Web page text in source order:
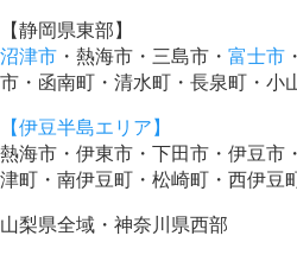
【静岡県東部】
沼津市 ・熱海市・三島市・ 富士市
市・函南町・清水町・長泉町・小
【伊豆半島エリア】
熱海市・伊東市・下田市・伊豆市
津町・南伊豆町・松崎町・西伊豆
山梨県全域・神奈川県西部